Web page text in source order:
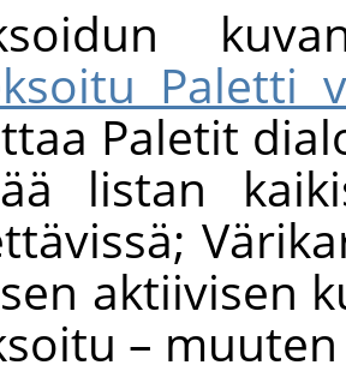
Paletti
Paletit
listan
aktiivisen
–